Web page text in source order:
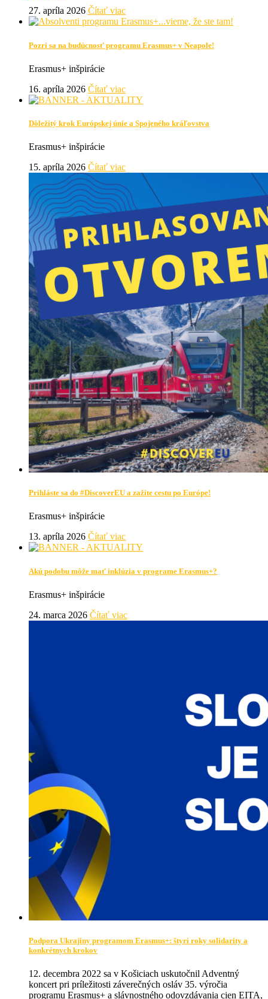
27. apríla 2026 Čítať viac
Pozri sa na budúcnosť programu Erasmus+ v Neapole!
Erasmus+ inšpirácie
16. apríla 2026 Čítať viac
Dôležitý krok Európskej únie a Spojeného kráľovstva
Erasmus+ inšpirácie
15. apríla 2026 Čítať viac
Prihláste sa do #DiscoverEU a zažite cestu po Európe!
Erasmus+ inšpirácie
13. apríla 2026 Čítať viac
Akú podobu môže mať inklúzia v programe Erasmus+?
Erasmus+ inšpirácie
24. marca 2026 Čítať viac
Podpora Ukrajiny programom Erasmus+: štyri roky solidarity a
konkrétnych krokov
12. decembra 2022 sa v Košiciach uskutočnil Adventný
koncert pri príležitosti záverečných osláv 35. výročia
programu Erasmus+ a slávnostného odovzdávania cien EITA,